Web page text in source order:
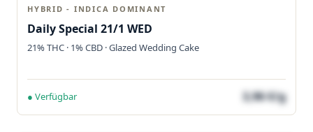
HYBRID - INDICA DOMINANT
Daily Special 21/1 WED
21% THC · 1% CBD · Glazed Wedding Cake
● Verfügbar 3,96 €/g